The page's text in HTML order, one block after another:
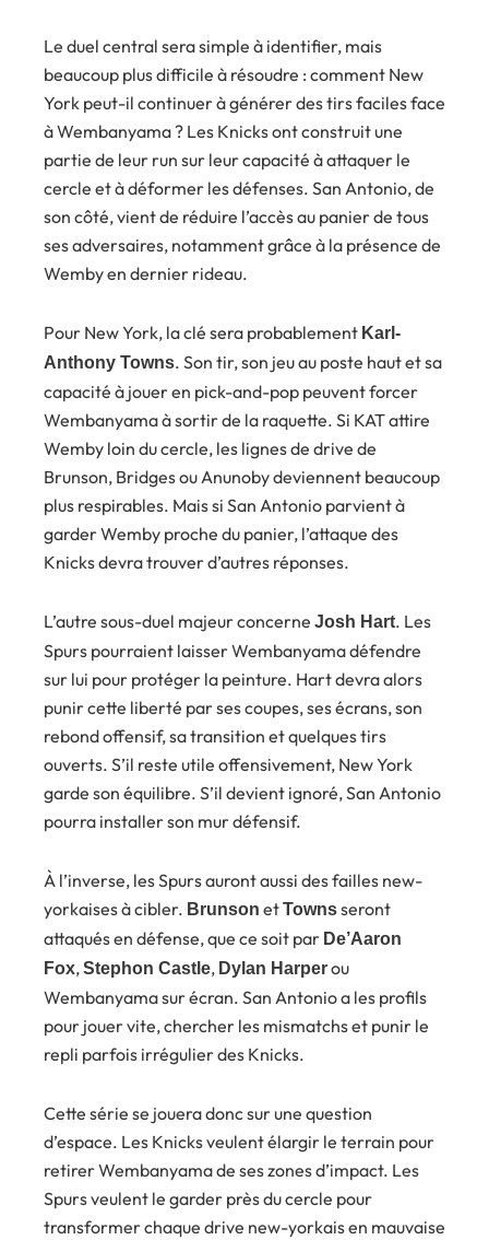
Le duel central sera simple à identifier, mais
beaucoup plus difficile à résoudre : comment New
York peut-il continuer à générer des tirs faciles face
à Wembanyama ? Les Knicks ont construit une
partie de leur run sur leur capacité à attaquer le
cercle et à déformer les défenses. San Antonio, de
son côté, vient de réduire l’accès au panier de tous
ses adversaires, notamment grâce à la présence de
Wemby en dernier rideau.
Pour New York, la clé sera probablement Karl-
Anthony Towns. Son tir, son jeu au poste haut et sa
capacité à jouer en pick-and-pop peuvent forcer
Wembanyama à sortir de la raquette. Si KAT attire
Wemby loin du cercle, les lignes de drive de
Brunson, Bridges ou Anunoby deviennent beaucoup
plus respirables. Mais si San Antonio parvient à
garder Wemby proche du panier, l’attaque des
Knicks devra trouver d’autres réponses.
L’autre sous-duel majeur concerne Josh Hart. Les
Spurs pourraient laisser Wembanyama défendre
sur lui pour protéger la peinture. Hart devra alors
punir cette liberté par ses coupes, ses écrans, son
rebond offensif, sa transition et quelques tirs
ouverts. S’il reste utile offensivement, New York
garde son équilibre. S’il devient ignoré, San Antonio
pourra installer son mur défensif.
À l’inverse, les Spurs auront aussi des failles new-
yorkaises à cibler. Brunson etTownsseront
attaqués en défense, que ce soit par De’Aaron
Fox,Stephon Castle, Dylan Harperou
Wembanyama sur écran. San Antonio a les profils
pour jouer vite, chercher les mismatchs et punir le
repli parfois irrégulier des Knicks.
Cette série se jouera donc sur une question
d’espace. Les Knicks veulent élargir le terrain pour
retirer Wembanyama de ses zones d’impact. Les
Spurs veulent le garder près du cercle pour
transformer chaque drive new-yorkais en mauvaise